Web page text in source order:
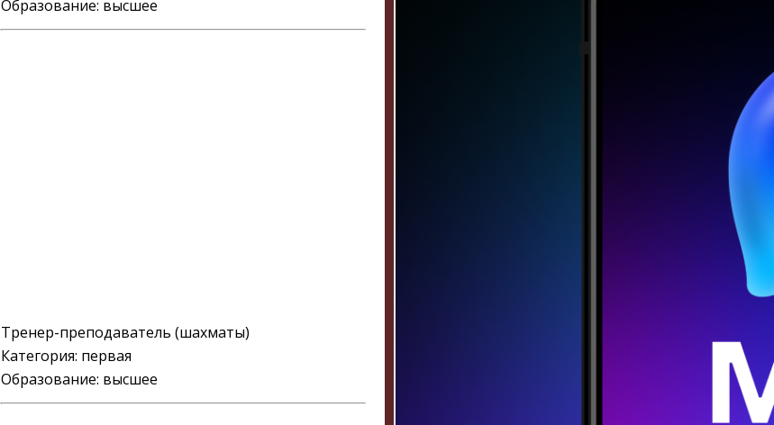
Образование: высшее
Тренер-преподаватель (шахматы)
Категория: первая
Образование: высшее